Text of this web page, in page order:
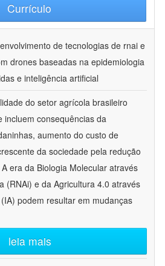
Currículo
de tecnologias de rnai e
drones baseadas na epidemiologia
e inteligência artificial
do setor agrícola brasileiro
incluem consequências da
aumento do custo de
da sociedade pela redução
era da Biologia Molecular através
(RNAi) e da Agricultura 4.0 através
podem resultar em mudanças
leia mais